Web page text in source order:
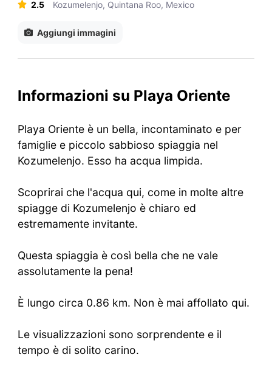
2.5 Kozumelenjo, Quintana Roo, Mexico
Aggiungi immagini
Informazioni su Playa Oriente
Playa Oriente è un bella, incontaminato e per
famiglie e piccolo sabbioso spiaggia nel
Kozumelenjo. Esso ha acqua limpida.
Scoprirai che l'acqua qui, come in molte altre
spiagge di Kozumelenjo è chiaro ed
estremamente invitante.
Questa spiaggia è così bella che ne vale
assolutamente la pena!
È lungo circa 0.86 km. Non è mai affollato qui.
Le visualizzazioni sono sorprendente e il
tempo è di solito carino.